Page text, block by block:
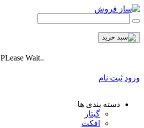
PLease Wait..
ورود ثبت نام
دسته بندی ها
گیتار
افکت